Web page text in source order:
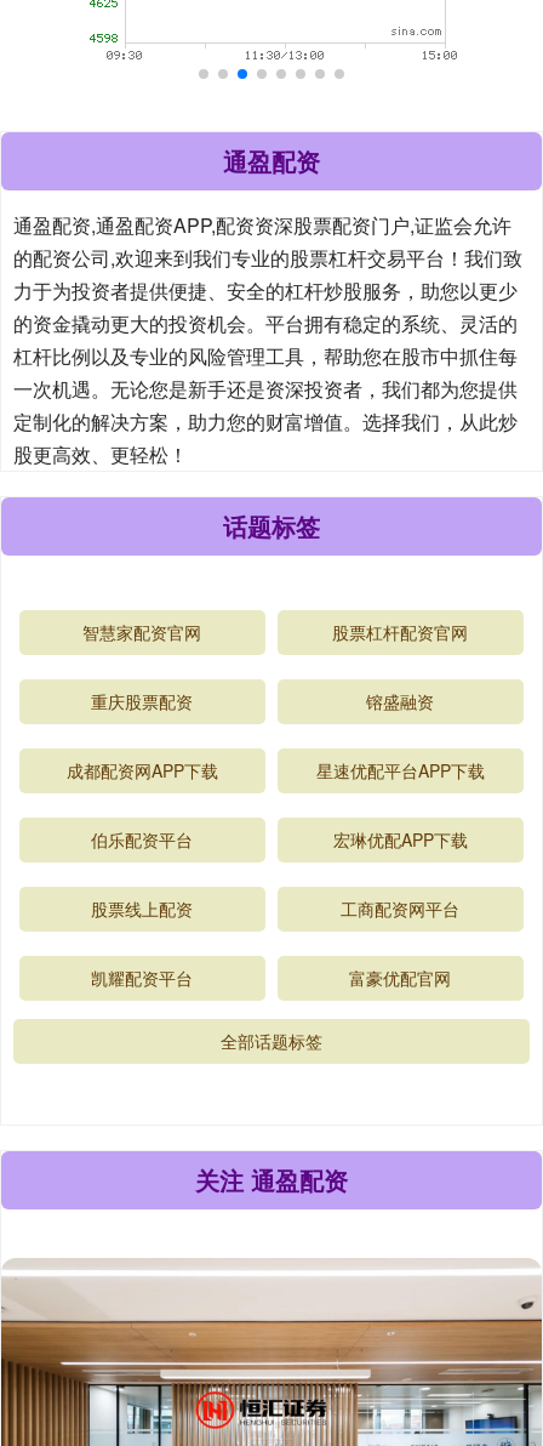
通盈配资
通盈配资,通盈配资APP,配资资深股票配资门户,证监会允许
的配资公司,欢迎来到我们专业的股票杠杆交易平台！我们致
力于为投资者提供便捷、安全的杠杆炒股服务，助您以更少
的资金撬动更大的投资机会。平台拥有稳定的系统、灵活的
杠杆比例以及专业的风险管理工具，帮助您在股市中抓住每
一次机遇。无论您是新手还是资深投资者，我们都为您提供
定制化的解决方案，助力您的财富增值。选择我们，从此炒
股更高效、更轻松！
话题标签
智慧家配资官网 股票杠杆配资官网
重庆股票配资 镕盛融资
成都配资网APP下载 星速优配平台APP下载
伯乐配资平台 宏琳优配APP下载
股票线上配资 工商配资网平台
凯耀配资平台 富豪优配官网
全部话题标签
关注 通盈配资